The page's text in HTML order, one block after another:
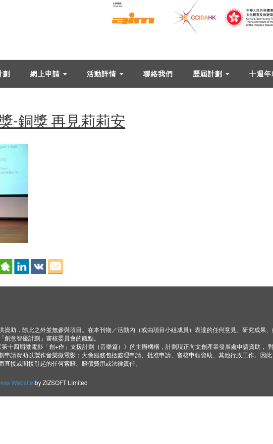
劃 網上申請 活動詳情 聯絡我們 歷屆計劃 十週
-銅獎 再見莉莉安
資助，除此之外並無參與項目。在本刊物／活動內（或由項目小組成員）表達的任何意見、研究成果
意智優計劃」審核委員會的觀點。
十四屆微電影「創+作」支援計劃（音樂篇）》的主辦機構，計劃現正向文創產業發展處申請資助，
申請資助以製作音樂微電影；大會服務包括處理申請、批准申請、審核申領資助、其他行政工作。因
接或間接引起的任何索賠、賠償費用或法律責任。
Website by ZIZSOFT Limited